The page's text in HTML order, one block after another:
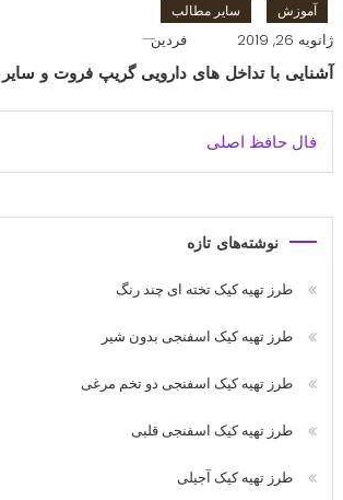
آموزش سایر مطالب
ژانویه 26, 2019 فردین
آشنایی با تداخل های دارویی گریپ فروت و
فال حافظ اصلی
نوشته‌های تازه
طرز تهیه کیک تخته ای چند رنگ
طرز تهیه کیک اسفنجی بدون شیر
طرز تهیه کیک اسفنجی دو تخم مرغی
طرز تهیه کیک اسفنجی قلبی
طرز تهیه کیک آجیلی